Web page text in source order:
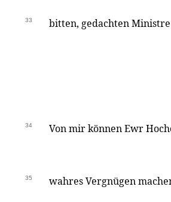
33 bitten, gedachten
34 Von mir können Ewr
35 wahres Vergnügen